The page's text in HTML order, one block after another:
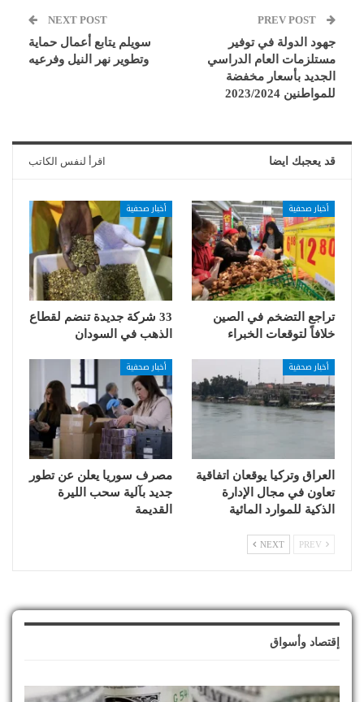
جهود الدولة في توفير
مستلزمات العام الدراسي
الجديد بأسعار مخفضة
للمواطنين 2023/2024
NEXT POST
سويلم يتابع أعمال حماية
وتطوير نهر النيل وفرعيه
قد يعجبك ايضا اقرأ لنفس الكاتب
أخبار صحفية
تراجع التضخم في الصين
خلافاً لتوقعات الخبراء
أخبار صحفية
33 شركة جديدة تنضم لقطاع
الذهب في السودان
أخبار صحفية
العراق وتركيا يوقعان اتفاقية
تعاون في مجال الإدارة
الذكية للموارد المائية
أخبار صحفية
مصرف سوريا يعلن عن تطور
جديد بآلية سحب الليرة
القديمة
NEXT
إقتصاد وأسواق